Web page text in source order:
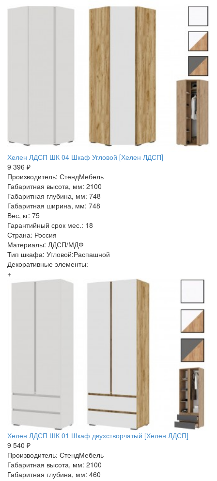
Хелен ЛДСП ШК 04 Шкаф Угловой [Хелен ЛДСП]
9 396 ₽
Производитель: СтендМебель
Габаритная высота, мм: 2100
Габаритная глубина, мм: 748
Габаритная ширина, мм: 748
Вес, кг: 75
Гарантийный срок мес.: 18
Страна: Россия
Материалы: ЛДСП/МДФ
Тип шкафа: Угловой:Распашной
Декоративные элементы:
+
Хелен ЛДСП ШК 01 Шкаф двухстворчатый [Хелен ЛДСП]
9 540 ₽
Производитель: СтендМебель
Габаритная высота, мм: 2100
Габаритная глубина, мм: 460